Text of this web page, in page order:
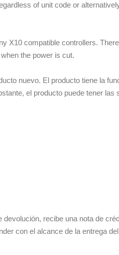
of unit code or
X10 compatible controllers.
the power is cut.
nuevo. El producto tiene la
el producto puede tener las
recibe una nota de
con el alcance de la entrega